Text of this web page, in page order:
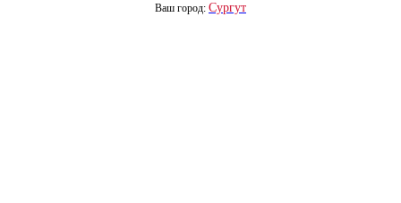
Ваш город: Сургут